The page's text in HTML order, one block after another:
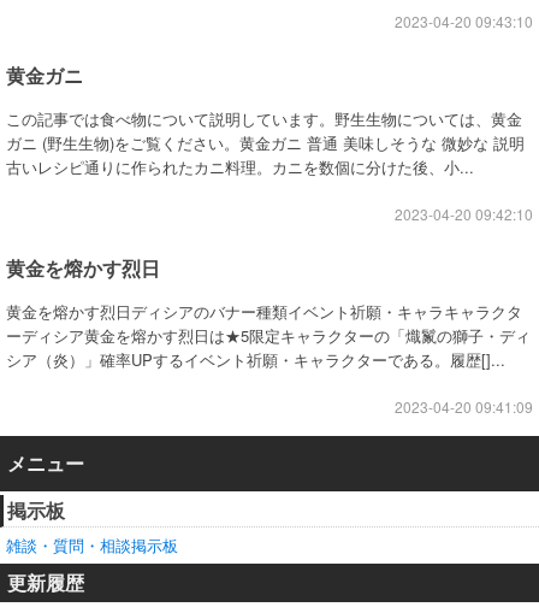
2023-04-20 09:43:10
黄金ガニ
この記事では食べ物について説明しています。野生生物については、黄金
ガニ (野生生物)をご覧ください。黄金ガニ 普通 美味しそうな 微妙な 説明
古いレシピ通りに作られたカニ料理。カニを数個に分けた後、小...
2023-04-20 09:42:10
黄金を熔かす烈日
黄金を熔かす烈日ディシアのバナー種類イベント祈願・キャラキャラクタ
ーディシア黄金を熔かす烈日は★5限定キャラクターの「熾鬣の獅子・ディ
シア（炎）」確率UPするイベント祈願・キャラクターである。履歴[]...
2023-04-20 09:41:09
メニュー
掲示板
雑談・質問・相談掲示板
更新履歴